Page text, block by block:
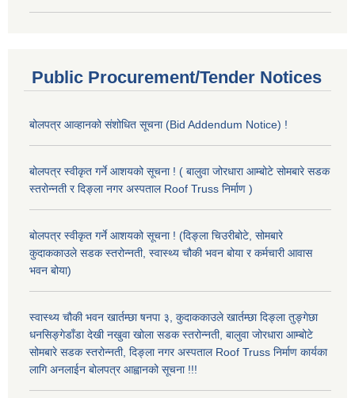
Public Procurement/Tender Notices
बोलपत्र आव्हानको संशोधित सूचना (Bid Addendum Notice) !
बोलपत्र स्वीकृत गर्ने आशयको सूचना ! ( बालुवा जोरधारा आम्बोटे सोमबारे सडक
स्तरोन्नती र दिङ्ला नगर अस्पताल Roof Truss निर्माण )
बोलपत्र स्वीकृत गर्ने आशयको सूचना ! (दिङ्ला चिउरीबोटे, सोमबारे
कुदाककाउले सडक स्तरोन्नती, स्वास्थ्य चौकी भवन बोया र कर्मचारी आवास
भवन बोया)
स्वास्थ्य चौकी भवन खार्तम्छा षनपा ३, कुदाककाउले खार्तम्छा दिङ्ला तुङ्गेछा
धनसिङ्गेडाँडा देखी नखुवा खोला सडक स्तरोन्नती, बालुवा जोरधारा आम्बोटे
सोमबारे सडक स्तरोन्नती, दिङ्ला नगर अस्पताल Roof Truss निर्माण कार्यका
लागि अनलाईन बोलपत्र आह्वानको सूचना !!!